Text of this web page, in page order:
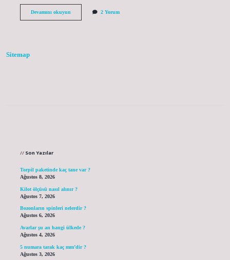
Devamını okuyunKaraca
2 Yorum
Sitemap
Son Yazılar
Torpil paketinde kaç tane var ?
Ağustos 8, 2026
Kilot ölçüsü nasıl alınır ?
Ağustos 7, 2026
Bozonların spinleri nelerdir ?
Ağustos 6, 2026
Avarlar şu an hangi ülkede ?
Ağustos 4, 2026
5 numara tarak kaç mm’dir ?
Ağustos 3, 2026